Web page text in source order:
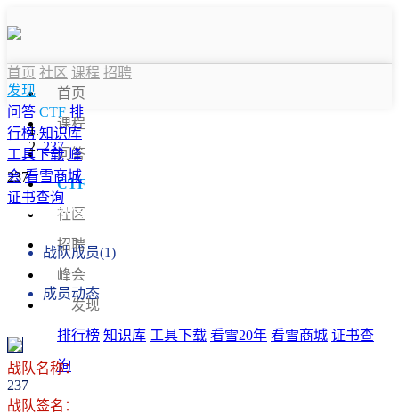
首页
课程
问答
CTF
社区
招聘
峰会
发现
排行榜 知识库 工具下载 看雪20年 看雪商城 证书查
询
首页 社区 课程 招聘
发现
问答 CTF 排
行榜 知识库
工具下载 峰
会 看雪商城
证书查询
237
237
战队信息
战队成员(1)
成员动态
战队名称：
237
战队签名：